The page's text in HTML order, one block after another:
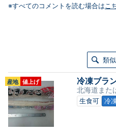
※すべてのコメントを読む場合はこ
類
産地 値上げ 冷凍ブラ
北海道また
生食可 冷